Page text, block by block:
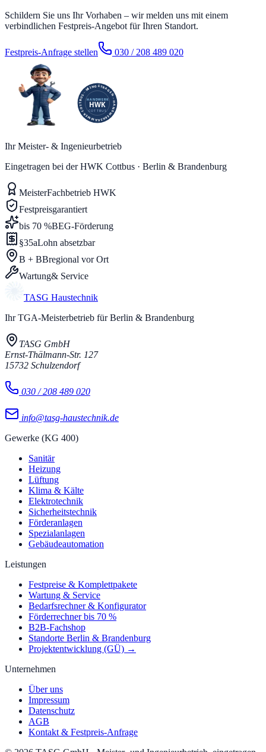
Schildern Sie uns Ihr Vorhaben – wir melden uns mit einem
verbindlichen Festpreis-Angebot für Ihren Standort.
Festpreis-Anfrage stellen 030 / 208 489 020
Ihr Meister- & Ingenieurbetrieb
Eingetragen bei der HWK Cottbus · Berlin & Brandenburg
MeisterFachbetrieb HWK
Festpreisgarantiert
bis 70 %BEG-Förderung
§35aLohn absetzbar
B + BBregional vor Ort
Wartung& Service
TASG Haustechnik
Ihr TGA-Meisterbetrieb für Berlin & Brandenburg
TASG GmbH
Ernst-Thälmann-Str. 127
15732 Schulzendorf
030 / 208 489 020
info@tasg-haustechnik.de
Gewerke (KG 400)
Sanitär
Heizung
Lüftung
Klima & Kälte
Elektrotechnik
Sicherheitstechnik
Förderanlagen
Spezialanlagen
Gebäudeautomation
Leistungen
Festpreise & Komplettpakete
Wartung & Service
Bedarfsrechner & Konfigurator
Förderrechner bis 70 %
B2B-Fachshop
Standorte Berlin & Brandenburg
Projektentwicklung (GÜ) →
Unternehmen
Über uns
Impressum
Datenschutz
AGB
Kontakt & Festpreis-Anfrage